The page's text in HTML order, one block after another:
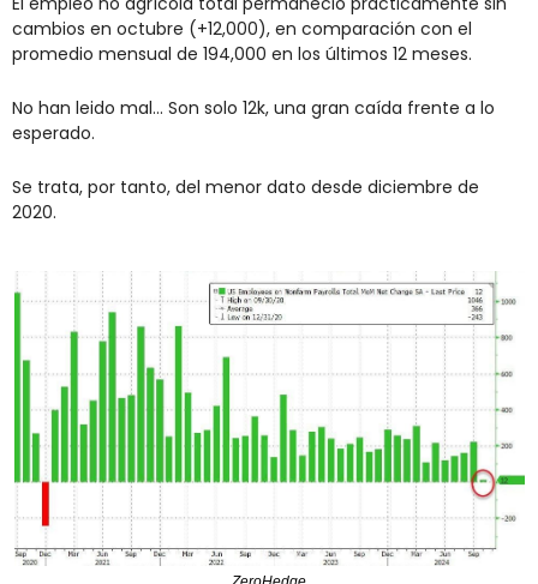
cambios en octubre (+12,000), en comparación con el
promedio mensual de 194,000 en los últimos 12 meses.
No han leido mal... Son solo 12k, una gran caída frente a lo
esperado.
Se trata, por tanto, del menor dato desde diciembre de
2020.